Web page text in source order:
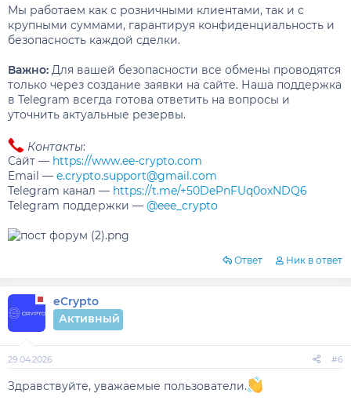
Мы работаем как с розничными клиентами, так и с
крупными суммами, гарантируя конфиденциальность и
безопасность каждой сделки.
Важно: Для вашей безопасности все обмены проводятся
только через создание заявки на сайте. Наша поддержка
в Telegram всегда готова ответить на вопросы и
уточнить актуальные резервы.
Контакты:
Сайт — https://www.ee-crypto.com
Email — e.crypto.support@gmail.com
Telegram канал — https://t.me/+50DePnFUq0oxNDQ6
Telegram поддержки — @eee_crypto
Ответ Ник в ответ
eCrypto
Активный
29.04.2026 #6
Здравствуйте, уважаемые пользователи.